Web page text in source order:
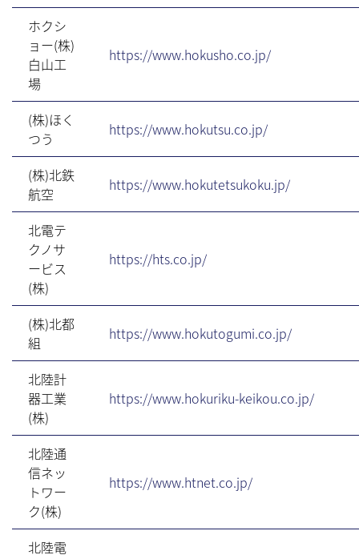
ホクシ
ョー(株)
白山工
場
https://www.hokusho.co.jp/
(株)ほく
つう
https://www.hokutsu.co.jp/
(株)北鉄
航空
https://www.hokutetsukoku.jp/
北電テ
クノサ
ービス
(株)
https://hts.co.jp/
(株)北都
組
https://www.hokutogumi.co.jp/
北陸計
器工業
(株)
https://www.hokuriku-keikou.co.jp/
北陸通
信ネッ
トワー
ク(株)
https://www.htnet.co.jp/
北陸電